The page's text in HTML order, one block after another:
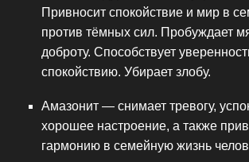
Привносит спокойствие и мир в
против тёмных сил. Пробуждает
доброту. Способствует
спокойствию. Убирает злобу.
Амазонит — снимает тревогу,
хорошее настроение, а также
гармонию в семейную жизнь